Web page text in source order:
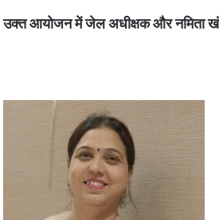
उक्त आयोजन में जेल अधीक्षक और नमिता